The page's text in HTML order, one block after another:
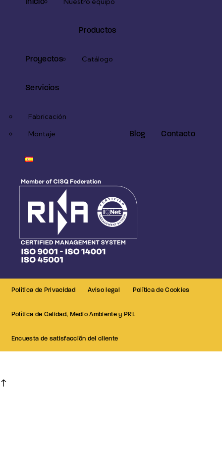
Proyectos
Productos
Catálogo
Servicios
Fabricación
Montaje
Blog Contacto
Política de Privacidad Aviso legal Política de Cookies
Política de Calidad, Medio Ambiente y PRL
Encuesta de satisfacción del cliente